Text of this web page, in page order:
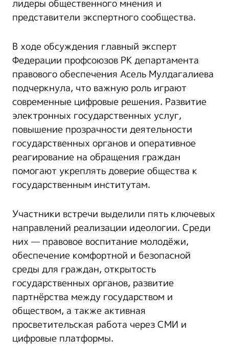
лидеры общественного мнения и
представители экспертного сообщества.
В ходе обсуждения главный эксперт
Федерации профсоюзов РК департамента
правового обеспечения Асель Мулдагалиева
подчеркнула, что важную роль играют
современные цифровые решения. Развитие
электронных государственных услуг,
повышение прозрачности деятельности
государственных органов и оперативное
реагирование на обращения граждан
помогают укреплять доверие общества к
государственным институтам.
Участники встречи выделили пять ключевых
направлений реализации идеологии. Среди
них — правовое воспитание молодёжи,
обеспечение комфортной и безопасной
среды для граждан, открытость
государственных органов, развитие
партнёрства между государством и
обществом, а также активная
просветительская работа через СМИ и
цифровые платформы.